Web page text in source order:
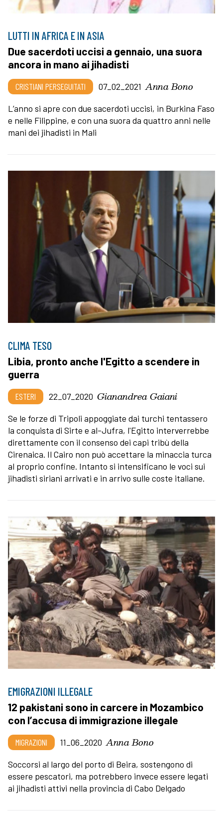
LUTTI IN AFRICA E IN ASIA
Due sacerdoti uccisi a gennaio, una suora
ancora in mano ai jihadisti
CRISTIANI PERSEGUITATI 07_02_2021 Anna Bono
L’anno si apre con due sacerdoti uccisi, in Burkina Faso
e nelle Filippine, e con una suora da quattro anni nelle
mani dei jihadisti in Mali
CLIMA TESO
Libia, pronto anche l'Egitto a scendere in
guerra
ESTERI 22_07_2020 Gianandrea Gaiani
Se le forze di Tripoli appoggiate dai turchi tentassero
la conquista di Sirte e al-Jufra, l'Egitto interverrebbe
direttamente con il consenso dei capi tribù della
Cirenaica. Il Cairo non può accettare la minaccia turca
al proprio confine. Intanto si intensificano le voci sui
jihadisti siriani arrivati e in arrivo sulle coste italiane.
EMIGRAZIONI ILLEGALE
12 pakistani sono in carcere in Mozambico
con l’accusa di immigrazione illegale
MIGRAZIONI 11_06_2020 Anna Bono
Soccorsi al largo del porto di Beira, sostengono di
essere pescatori, ma potrebbero invece essere legati
ai jihadisti attivi nella provincia di Cabo Delgado